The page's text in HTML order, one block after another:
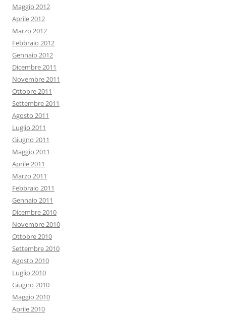
Maggio 2012
Aprile 2012
Marzo 2012
Febbraio 2012
Gennaio 2012
Dicembre 2011
Novembre 2011
Ottobre 2011
Settembre 2011
Agosto 2011
Luglio 2011
Giugno 2011
Maggio 2011
Aprile 2011
Marzo 2011
Febbraio 2011
Gennaio 2011
Dicembre 2010
Novembre 2010
Ottobre 2010
Settembre 2010
Agosto 2010
Luglio 2010
Giugno 2010
Maggio 2010
Aprile 2010